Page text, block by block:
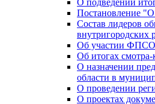
Постановление "О
Состав лидеров
внутригородских
Об участии ФПСО
Об итогах
О назначении
области в
О проведении
О проектах